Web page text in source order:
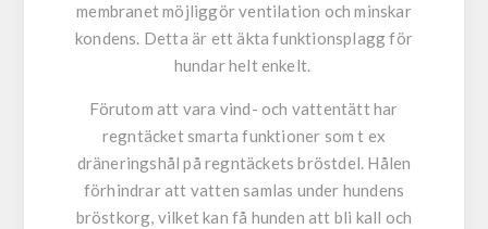
membranet möjliggör ventilation och minskar
kondens. Detta är ett äkta funktionsplagg för
hundar helt enkelt.
Förutom att vara vind- och vattentätt har
regntäcket smarta funktioner som t ex
dräneringshål på regntäckets bröstdel. Hålen
förhindrar att vatten samlas under hundens
bröstkorg, vilket kan få hunden att bli kall och